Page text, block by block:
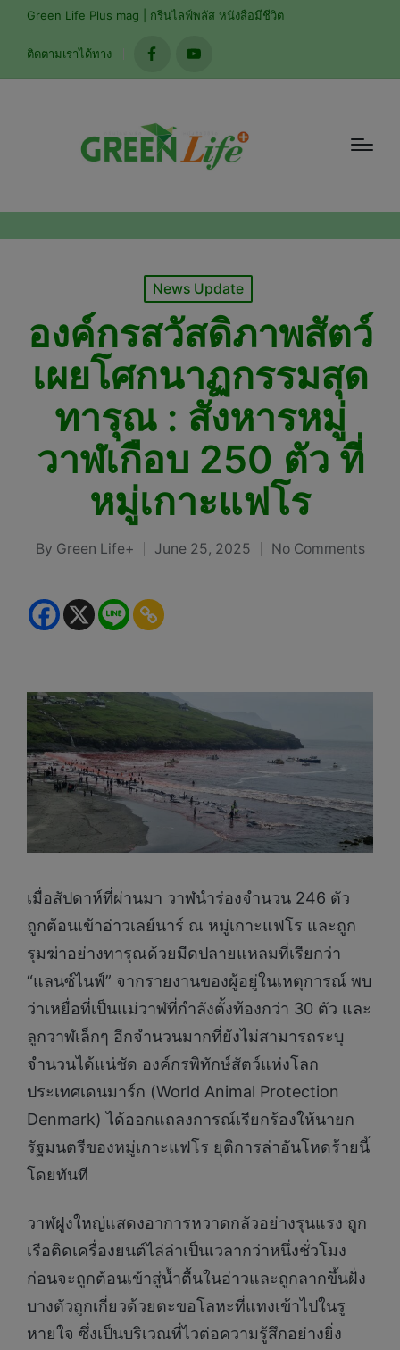
Green Life Plus mag | กรีนไลฟ์พลัส หนังสือมีชีวิต
ติดตามเราได้ทาง
facebookyoutube
Posted
News Update
องค์กรสวัสดิภาพสัตว์
เผยโศกนาฏกรรมสุด
ทารุณ : สังหารหมู่
วาฬเกือบ 250 ตัว ที่
หมู่เกาะแฟโร
Posted
By Green Life+ June 25, 2025 No Comments
เมื่อสัปดาห์ที่ผ่านมา วาฬนำร่องจำนวน 246 ตัว
ถูกต้อนเข้าอ่าวเลย์นาร์ ณ หมู่เกาะแฟโร และถูก
รุมฆ่าอย่างทารุณด้วยมีดปลายแหลมที่เรียกว่า
“แลนซ์ไนฟ์” จากรายงานของผู้อยู่ในเหตุการณ์ พบ
ว่าเหยื่อที่เป็นแม่วาฬที่กำลังตั้งท้องกว่า 30 ตัว และ
ลูกวาฬเล็กๆ อีกจำนวนมากที่ยังไม่สามารถระบุ
จำนวนได้แน่ชัด องค์กรพิทักษ์สัตว์แห่งโลก
ประเทศเดนมาร์ก (World Animal Protection
Denmark) ได้ออกแถลงการณ์เรียกร้องให้นายก
รัฐมนตรีของหมู่เกาะแฟโร ยุติการล่าอันโหดร้ายนี้
โดยทันที
วาฬฝูงใหญ่แสดงอาการหวาดกลัวอย่างรุนแรง ถูก
เรือติดเครื่องยนต์ไล่ล่าเป็นเวลากว่าหนึ่งชั่วโมง
ก่อนจะถูกต้อนเข้าสู่น้ำตื้นในอ่าวและถูกลากขึ้นฝั่ง
บางตัวถูกเกี่ยวด้วยตะขอโลหะที่แทงเข้าไปในรู
หายใจ ซึ่งเป็นบริเวณที่ไวต่อความรู้สึกอย่างยิ่ง
modal-check